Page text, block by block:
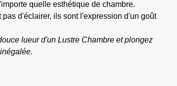
quelle esthétique de chambre.
pas d'éclairer, ils sont l'expression d'un goût
lueur d'un Lustre Chambre et plongez